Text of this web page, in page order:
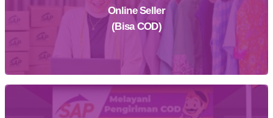
Daftar Sekarang
Online Seller
(Bisa COD)